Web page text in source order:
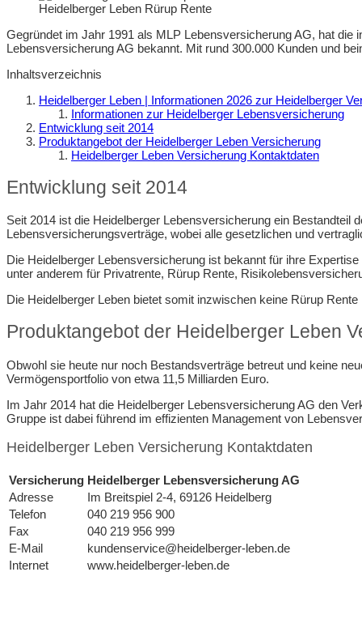
Heidelberger Leben Rürup Rente
Gegründet im Jahr 1991 als MLP Lebensversicherung AG, hat die
Lebensversicherung AG bekannt. Mit rund 300.000 Kunden und
Inhaltsverzeichnis
Heidelberger Leben | Informationen 2026 zur Heidelberger
Informationen zur Heidelberger Lebensversicherung
Entwicklung seit 2014
Produktangebot der Heidelberger Leben Versicherung
Heidelberger Leben Versicherung Kontaktdaten
Entwicklung seit 2014
Seit 2014 ist die Heidelberger Lebensversicherung ein Bestandteil
Lebensversicherungsverträge, wobei alle gesetzlichen und
Die Heidelberger Lebensversicherung ist bekannt für ihre
unter anderem für Privatrente, Rürup Rente,
Die Heidelberger Leben bietet somit inzwischen keine Rürup
Produktangebot der Heidelberger Leben
Obwohl sie heute nur noch Bestandsverträge betreut und keine
Vermögensportfolio von etwa 11,5 Milliarden Euro.
Im Jahr 2014 hat die Heidelberger Lebensversicherung AG den
Gruppe ist dabei führend im effizienten Management von
Heidelberger Leben Versicherung Kontaktdaten
Versicherung Heidelberger Lebensversicherung AG
Adresse
Im Breitspiel 2-4, 69126 Heidelberg
Telefon
040 219 956 900
Fax
040 219 956 999
E-Mail
kundenservice@heidelberger-leben.de
Internet
www.heidelberger-leben.de